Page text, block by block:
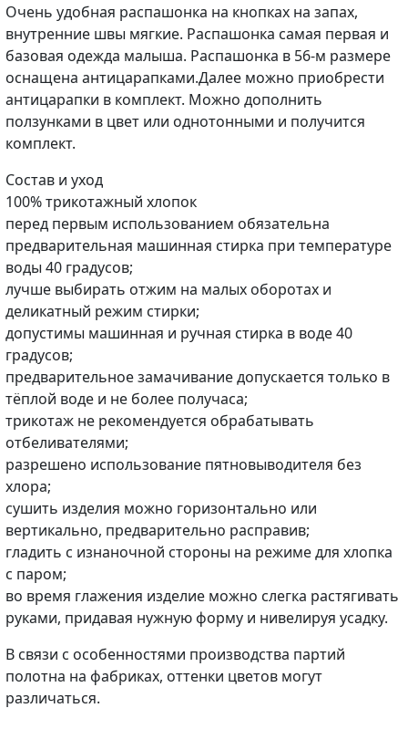
Очень удобная распашонка на кнопках на запах,
внутренние швы мягкие. Распашонка самая первая и
базовая одежда малыша. Распашонка в 56-м размере
оснащена антицарапками.Далее можно приобрести
антицарапки в комплект. Можно дополнить
ползунками в цвет или однотонными и получится
комплект.
Состав и уход
100% трикотажный хлопок
перед первым использованием обязательна
предварительная машинная стирка при температуре
воды 40 градусов;
лучше выбирать отжим на малых оборотах и
деликатный режим стирки;
допустимы машинная и ручная стирка в воде 40
градусов;
предварительное замачивание допускается только в
тёплой воде и не более получаса;
трикотаж не рекомендуется обрабатывать
отбеливателями;
разрешено использование пятновыводителя без
хлора;
сушить изделия можно горизонтально или
вертикально, предварительно расправив;
гладить с изнаночной стороны на режиме для хлопка
с паром;
во время глажения изделие можно слегка растягивать
руками, придавая нужную форму и нивелируя усадку.
В связи с особенностями производства партий
полотна на фабриках, оттенки цветов могут
различаться.